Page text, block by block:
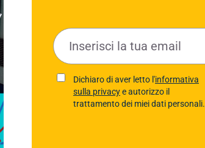
ai
l
P
o
c
Dichiaro di aver letto l'informativa
sulla privacye autorizzo il
trattamento dei miei dati personali.